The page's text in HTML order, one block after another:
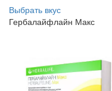
Выбрать вкус
Гербалайфлайн Макс